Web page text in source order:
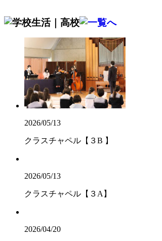
2026/05/13
クラスチャペル【３B 】
2026/05/13
クラスチャペル【３A】
2026/04/20